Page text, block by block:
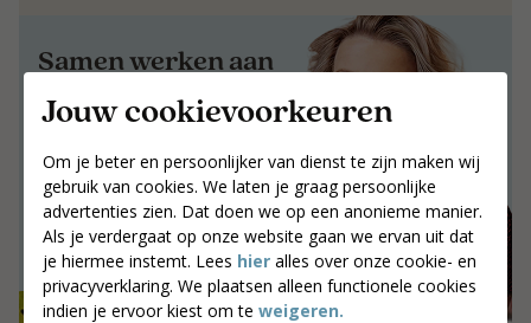
Jouw cookievoorkeuren
Om je beter en persoonlijker van dienst te zijn maken wij
gebruik van cookies. We laten je graag persoonlijke
advertenties zien. Dat doen we op een anonieme manier.
Als je verdergaat op onze website gaan we ervan uit dat
je hiermee instemt. Lees hier alles over onze cookie- en
privacyverklaring. We plaatsen alleen functionele cookies
indien je ervoor kiest om te weigeren.
Samen werken aan
resultaat dat blijft.
Jouw postcode
Zoek coaches